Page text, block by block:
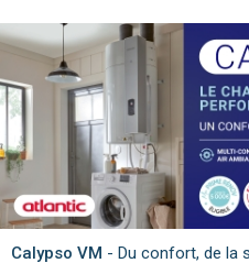
Calypso VM - Du confort, de la